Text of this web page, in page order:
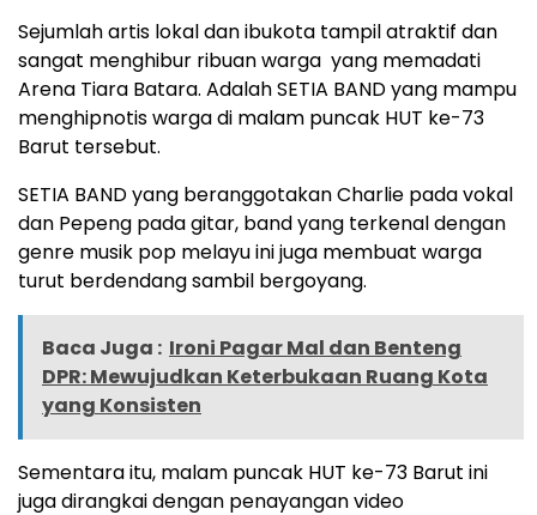
Sejumlah artis lokal dan ibukota tampil atraktif dan
sangat menghibur ribuan warga yang memadati
Arena Tiara Batara. Adalah SETIA BAND yang mampu
menghipnotis warga di malam puncak HUT ke-73
Barut tersebut.
SETIA BAND yang beranggotakan Charlie pada vokal
dan Pepeng pada gitar, band yang terkenal dengan
genre musik pop melayu ini juga membuat warga
turut berdendang sambil bergoyang.
Baca Juga : Ironi Pagar Mal dan Benteng
DPR: Mewujudkan Keterbukaan Ruang Kota
yang Konsisten
Sementara itu, malam puncak HUT ke-73 Barut ini
juga dirangkai dengan penayangan video